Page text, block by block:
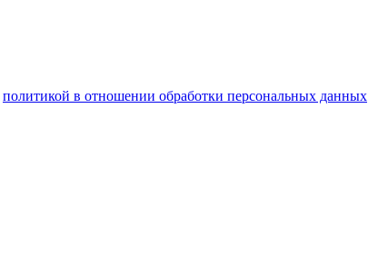
политикой в отношении обработки персональных данных